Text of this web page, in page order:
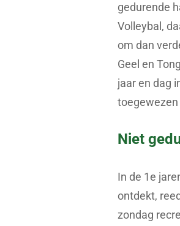
gedurende
Volleybal,
om dan
Geel en
jaar en dag
toegewezen
Niet
In de 1e
ontdekt,
zondag